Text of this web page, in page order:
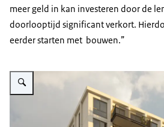
meer geld in kan investeren door de
doorlooptijd significant verkort.
eerder starten met bouwen.”
Vergroot afbeelding Bouw deel A van